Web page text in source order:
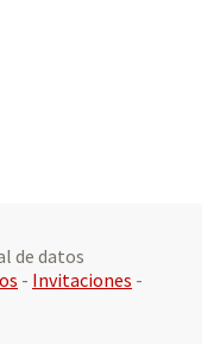
de datos
- Invitaciones -